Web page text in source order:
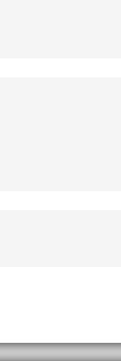
4,15
M2) 6,33
13,47
M4) 12,97